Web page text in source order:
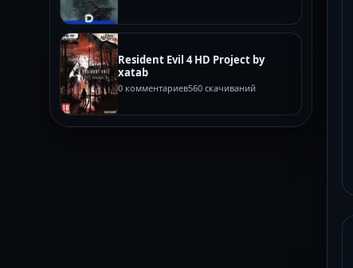
Resident Evil 4 HD Project by
xatab
0 комментариев560 скачиваний